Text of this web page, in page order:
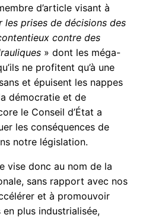
d’article visant à
les prises de décisions des
contre des
» dont les méga-
ne profitent qu’à une
et épuisent les nappes
démocratie et de
le Conseil d’État a
les conséquences de
notre législation.
vise donc au nom de la
sans rapport avec nos
et à promouvoir
plus industrialisée,